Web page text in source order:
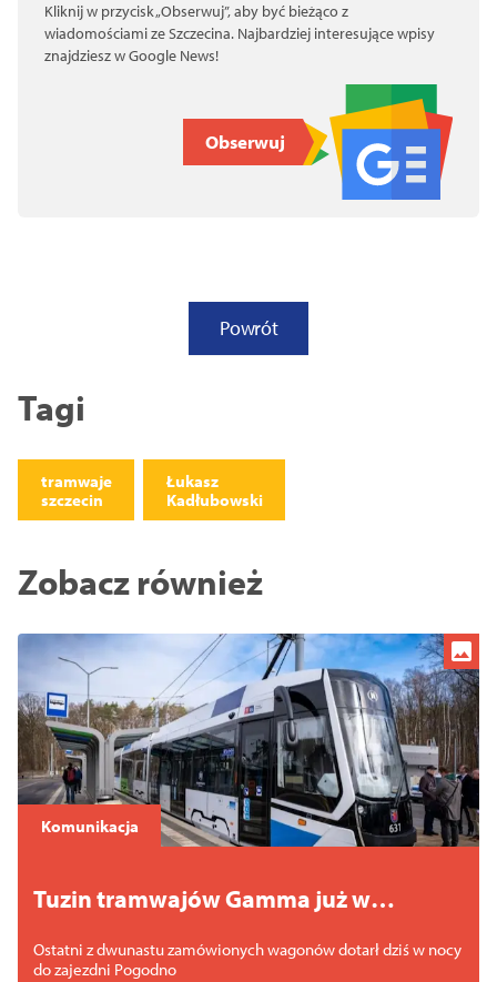
Kliknij w przycisk „Obserwuj”, aby być bieżąco z
wiadomościami ze Szczecina. Najbardziej interesujące wpisy
znajdziesz w Google News!
Obserwuj
Powrót
Tagi
tramwaje
szczecin
Łukasz
Kadłubowski
Zobacz również
Komunikacja
Tuzin tramwajów Gamma już w
Ostatni z dwunastu zamówionych wagonów dotarł dziś w nocy
do zajezdni Pogodno